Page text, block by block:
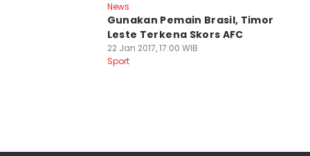
News
Gunakan Pemain Brasil, Timor
Leste Terkena Skors AFC
22 Jan 2017, 17:00 WIB
Sport